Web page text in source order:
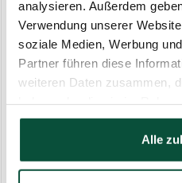
analysieren. Außerdem
Verwendung unserer
soziale Medien, Werbung
Partner führen diese
weiteren Daten zusammen,
gesammelt haben.
Alle
5,01×
43€ -23%
33€
Künstlicher
AUSVERKAUFT